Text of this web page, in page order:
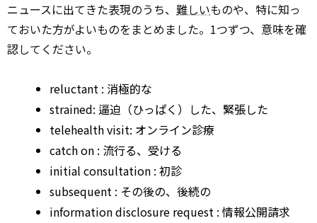
ニュースに出てきた表現のうち、 難しいものや、特に知っ
ておいた方がよいものをまとめました。1つずつ、意味を確
認してください。
reluctant : 消極的な
strained: 逼迫（ひっぱく）した、緊張した
telehealth visit: オンライン診療
catchon : 流行る、受ける
initial consultation : 初診
subsequent : その後の、後続の
informationdisclosure request : 情報公開請求